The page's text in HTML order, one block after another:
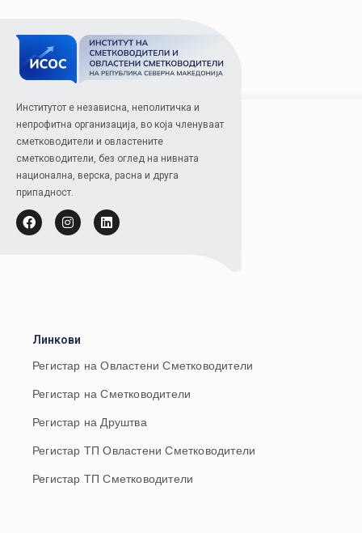
Институтот е независна, неполитичка и
непрофитна организација, во која членуваат
сметководители и овластените
сметководители, без оглед на нивната
национална, верска, расна и друга
припадност.
Линкови
Регистар на Овластени Сметководители
Регистар на Сметководители
Регистар на Друштва
Регистар ТП Овластени Сметководители
Регистар ТП Сметководители